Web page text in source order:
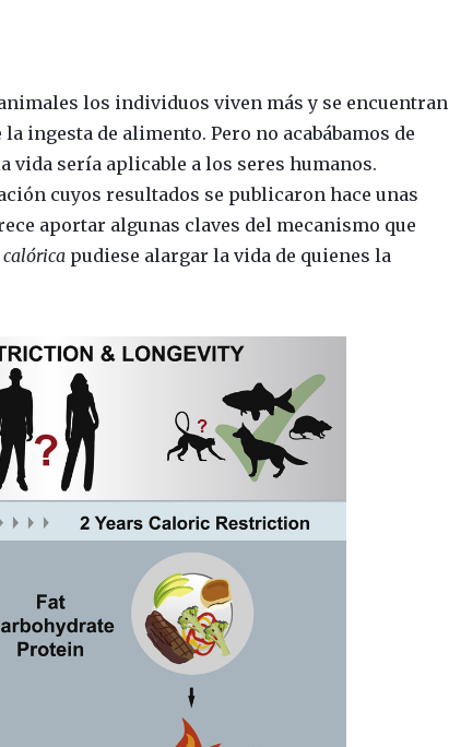
los individuos viven más y se encuentran
ingesta de alimento. Pero no acabábamos de
vida sería aplicable a los seres humanos.
cuyos resultados se publicaron hace unas
aportar algunas claves del mecanismo que
pudiese alargar la vida de quienes la